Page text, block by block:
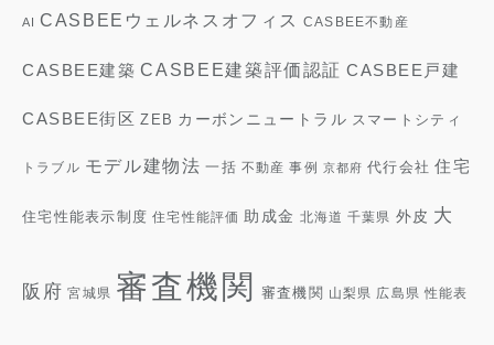
AI CASBEEウェルネスオフィス CASBEE不動産
CASBEE建築 CASBEE建築評価認証 CASBEE戸建
CASBEE街区 ZEB カーボンニュートラル スマートシティ
トラブル モデル建物法 一括 不動産 事例 京都府 代行会社 住宅
住宅性能表示制度 住宅性能評価 助成金 北海道 千葉県 外皮 大
阪府 宮城県 審査機関 審査機関 山梨県 広島県 性能表